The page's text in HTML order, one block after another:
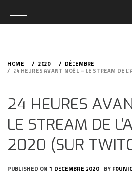
content
HOME 2020
DÉCEMBRE
24 HEURES AVANT NOËL – LE STREAM DE
24 HEURES
LE STREAM DE
2020 (SUR
PUBLISHED ON 1 DÉCEMBRE 2020 BY